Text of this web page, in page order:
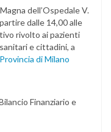
dell’Ospedale V.
dalle 14,00 alle
rivolto ai pazienti
e cittadini, a
di Milano
Finanziario e